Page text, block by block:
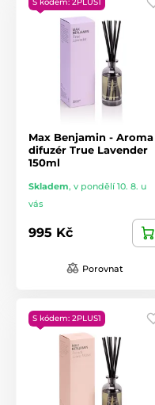
Max Benjamin - Aroma
difuzér True Lavender
150ml
Skladem, v pondělí 10. 8. u
vás
995 Kč
Porovnat
S kódem: 2PLUS1